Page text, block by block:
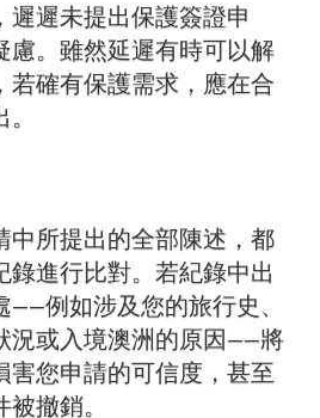
遲遲未提出保護簽證申
慮。雖然延遲有時可以解
若確有保護需求，應在合
中所提出的全部陳述，都
錄進行比對。若紀錄中出
例如涉及您的旅行史、
況或入境澳洲的原因——將
害您申請的可信度，甚至
撤銷。